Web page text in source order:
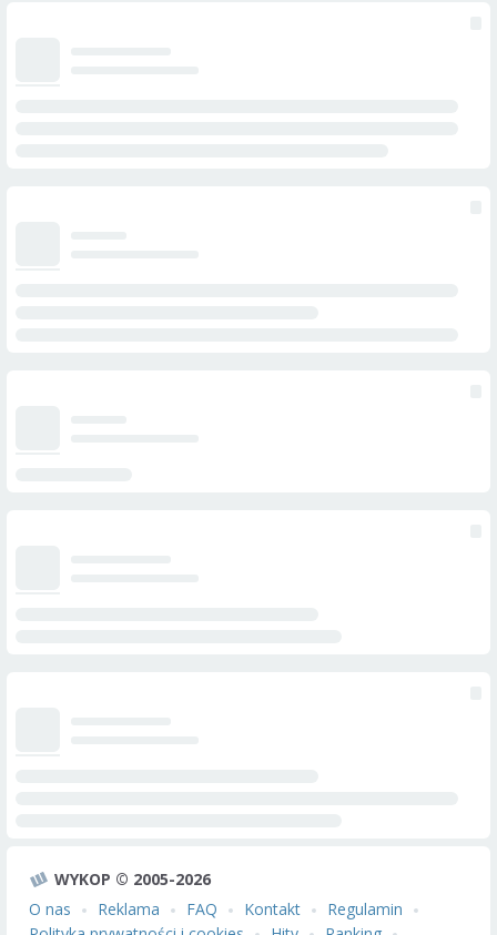
WYKOP © 2005-2026
O nas
Reklama FAQ Kontakt
Regulamin